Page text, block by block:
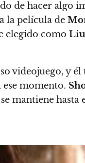
de hacer algo
la película de
elegido como
videojuego, y él
ese momento.
mantiene hasta